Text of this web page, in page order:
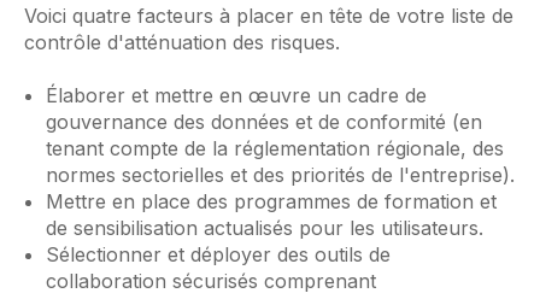
Voici quatre facteurs à placer en tête de votre liste de
contrôle d'atténuation des risques.
Élaborer et mettre en œuvre un cadre de
gouvernance des données et de conformité (en
tenant compte de la réglementation régionale, des
normes sectorielles et des priorités de l'entreprise).
Mettre en place des programmes de formation et
de sensibilisation actualisés pour les utilisateurs.
Sélectionner et déployer des outils de
collaboration sécurisés comprenant